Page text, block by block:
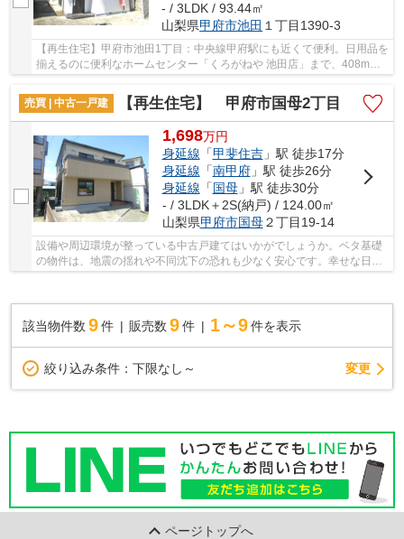
- / 3LDK / 93.44㎡
山梨県甲府市池田 １丁目1390-3
【再生住宅】甲府市池田1丁目：中央線甲府駅にも近くて便利。日用品を
揃えるのに便利なホームセンター「くろがねや 池田店」まで、408mで
売買 | 中古一戸建
【再生住宅】 甲府市国母2丁目
1,698万円
身延線 「甲斐住吉」駅 徒歩17分
身延線 「南甲府」駅 徒歩26分
身延線 「国母」駅 徒歩30分
- / 3LDK＋2S(納戸) / 124.00㎡
山梨県甲府市国母２丁目19-14
設備や周辺環境が整っている中古戸建てはいかがでしょうか。ベタ基礎
の物件は、地震の揺れや不同沈下の恐れも少なく安心です。幸せな日々
該当物件数 9件 販売数 9 件 1～9 件を表示
絞り込み条件： 下限なし～ 変更
ページトップへ